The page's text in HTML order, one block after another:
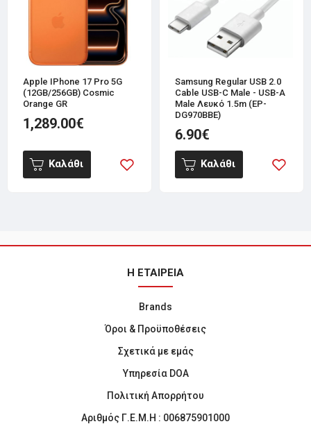
Apple IPhone 17 Pro 5G
(12GB/256GB) Cosmic
Orange GR
1,289.00€
Καλάθι
Samsung Regular USB 2.0
Cable USB-C Male - USB-A
Male Λευκό 1.5m (EP-
DG970BBE)
6.90€
Καλάθι
Η ΕΤΑΙΡΕΙΑ
Brands
Όροι & Προϋποθέσεις
Σχετικά με εμάς
Υπηρεσία DOA
Πολιτική Απορρήτου
Αριθμός Γ.Ε.Μ.Η : 006875901000